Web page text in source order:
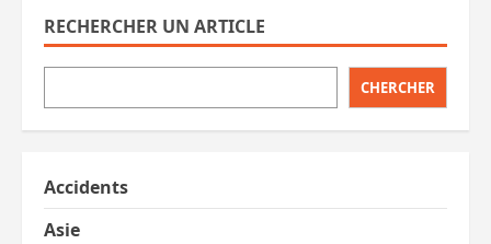
mais
l’inflation,
inexistante,
inquiète
RECHERCHER UN ARTICLE
CHERCHER
Accidents
Asie